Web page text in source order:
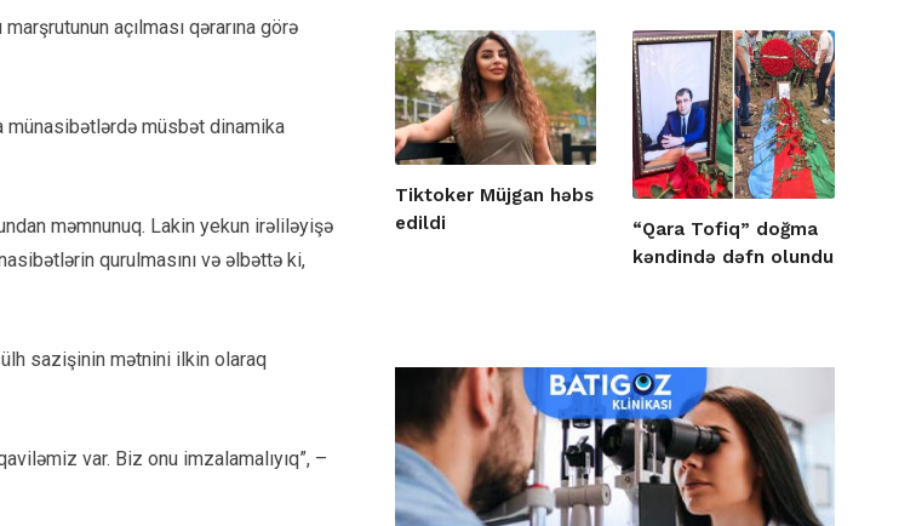
açılması qərarına görə
münasibətlərdə müsbət dinamika
məmnunuq. Lakin yekun irəliləyişə
qurulmasını və əlbəttə ki,
sazişinin mətnini ilkin olaraq
var. Biz onu imzalamalıyıq”, –
Tiktoker Müjgan həbs
edildi
“Qara Tofiq” doğma
kəndində dəfn olundu